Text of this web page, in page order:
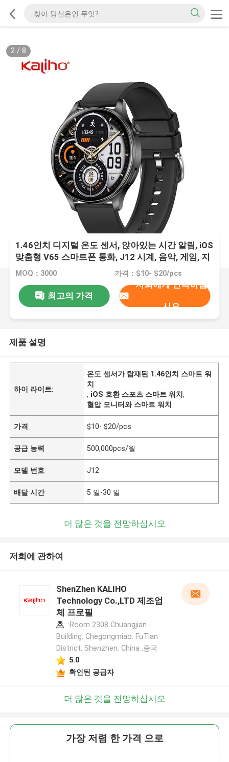
2/ 8
1.46인치 디지털 온도 센서, 앉아있는 시간 알림, iOS
맞춤형 V65 스마트폰 통화, J12 시계, 음악, 게임, 지
하철, 지갑, 채팅, 혈압, 수면, 칼로리 소모, 리프레셔
MOQ：3000 가격：$10- $20/pcs
최고의 가격
저희에게 연락하십
시오
제품 설명
하이 라이트:
온도 센서가 탑재된 1.46인치 스마트 워
치
, iOS 호환 스포츠 스마트 워치,
혈압 모니터와 스마트 워치
가격 $10- $20/pcs
공급 능력 500,000pcs/월
모델 번호 J12
배달 시간 5 일-30 일
더 많은 것을 전망하십시오
저희에 관하여
ShenZhen KALIHO
Technology Co.,LTD 제조업
체 프로필
:Room 2308 Chuangjian
Building. Chegongmiao. FuTian
District. Shenzhen. China ,중국
5.0
확인된 공급자
더 많은 것을 전망하십시오
가장 저렴 한 가격 으로